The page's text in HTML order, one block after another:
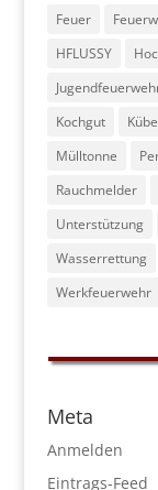
Feuer
HFLUSSY
Kochgut
Mülltonne
Rauchmelder
Unterstützung
Wasserrettung
Werkfeuerwehr
Meta
Anmelden
Eintrags-Feed